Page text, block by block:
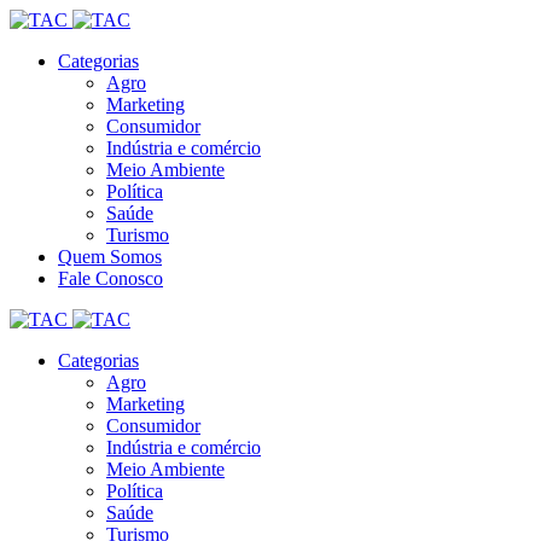
Categorias
Agro
Marketing
Consumidor
Indústria e comércio
Meio Ambiente
Política
Saúde
Turismo
Quem Somos
Fale Conosco
Categorias
Agro
Marketing
Consumidor
Indústria e comércio
Meio Ambiente
Política
Saúde
Turismo